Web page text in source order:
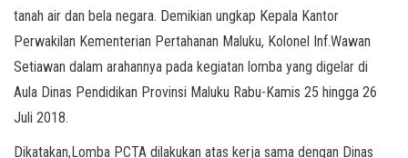
tanah air dan bela negara. Demikian ungkap Kepala Kantor
Perwakilan Kementerian Pertahanan Maluku, Kolonel Inf.Wawan
Setiawan dalam arahannya pada kegiatan lomba yang digelar di
Aula Dinas Pendidikan Provinsi Maluku Rabu-Kamis 25 hingga 26
Juli 2018.
Dikatakan,Lomba PCTA dilakukan atas kerja sama dengan Dinas